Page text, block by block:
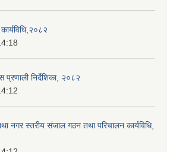
प्रणाली निर्देशिका, २०८२
नगर स्तरीय संजाल गठन तथा परिचालन कार्यविधि,